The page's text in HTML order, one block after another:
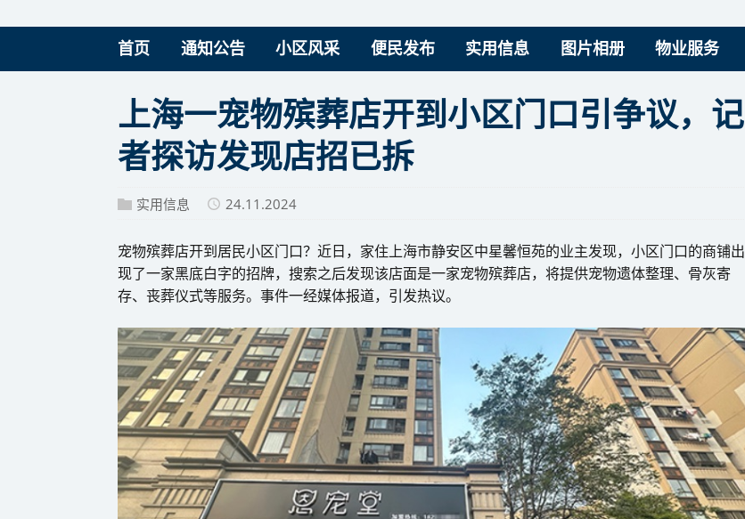
首页 通知公告 小区风采 便民发布 实用信息 图片相册 物业服务
上海一宠物殡葬店开到小区门口引争议，记
者探访发现店招已拆
实用信息 24.11.2024
宠物殡葬店开到居民小区门口？近日，家住上海市静安区中星馨恒苑的业主发现，小区门口的商铺出
现了一家黑底白字的招牌，搜索之后发现该店面是一家宠物殡葬店，将提供宠物遗体整理、骨灰寄
存、丧葬仪式等服务。事件一经媒体报道，引发热议。